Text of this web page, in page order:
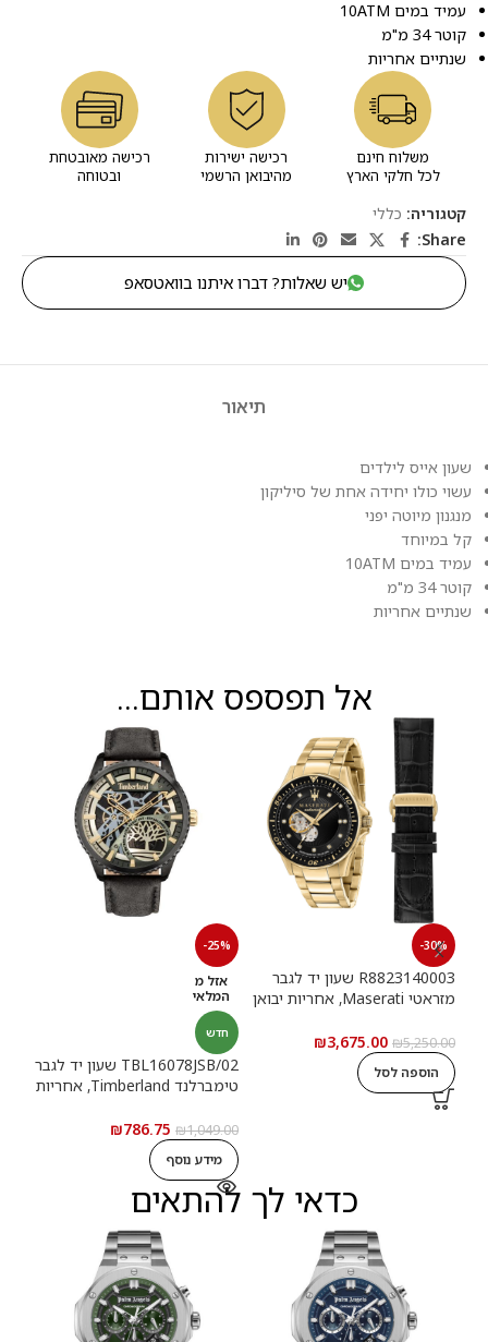
עמיד במים 10ATM
קוטר 34 מ"מ
שנתיים אחריות
משלוח חינם
לכל חלקי הארץ
רכישה ישירות
מהיבואן הרשמי
רכישה מאובטחת
ובטוחה
קטגוריה: כללי
Share:
יש שאלות? דברו איתנו בוואטסאפ
תיאור
שעון אייס לילדים
עשוי כולו יחידה אחת של סיליקון
מנגנון מיוטה יפני
קל במיוחד
עמיד במים 10ATM
קוטר 34 מ"מ
שנתיים אחריות
אל תפספס אותם...
-30%
R8823140003 שעון יד לגבר
מזראטי Maserati, אחריות יבואן
₪5,250.00
₪3,675.00
הוספה לסל
-25%
אזל מ
המלאי
חדש
TBL16078JSB/02 שעון יד לגבר
טימברלנד Timberland, אחריות
₪1,049.00
₪786.75
מידע נוסף
כדאי לך להתאים